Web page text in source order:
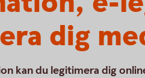
dig
kan du legitimera dig